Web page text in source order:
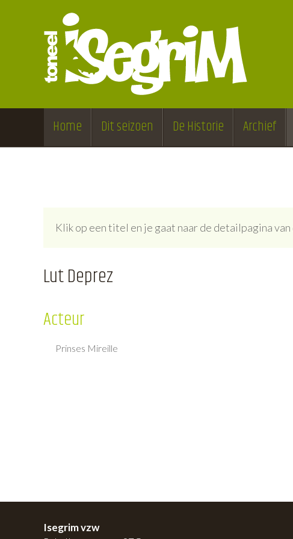
Home Dit seizoen De Historie Archief
Klik op een titel en je gaat naar de detailpagina
Lut Deprez
Acteur
Prinses Mireille
Isegrim vzw